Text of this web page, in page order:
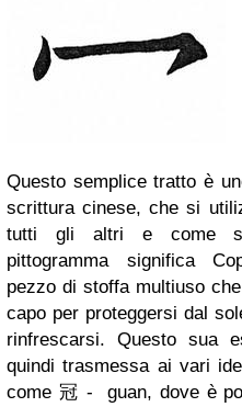
Questo semplice tratto è
scrittura cinese, che si
tutti gli altri e come si
pittogramma significa
pezzo di stoffa multiuso
capo per proteggersi dal
rinfrescarsi. Questo sua
quindi trasmessa ai vari
come 冠 -
guan, dove è